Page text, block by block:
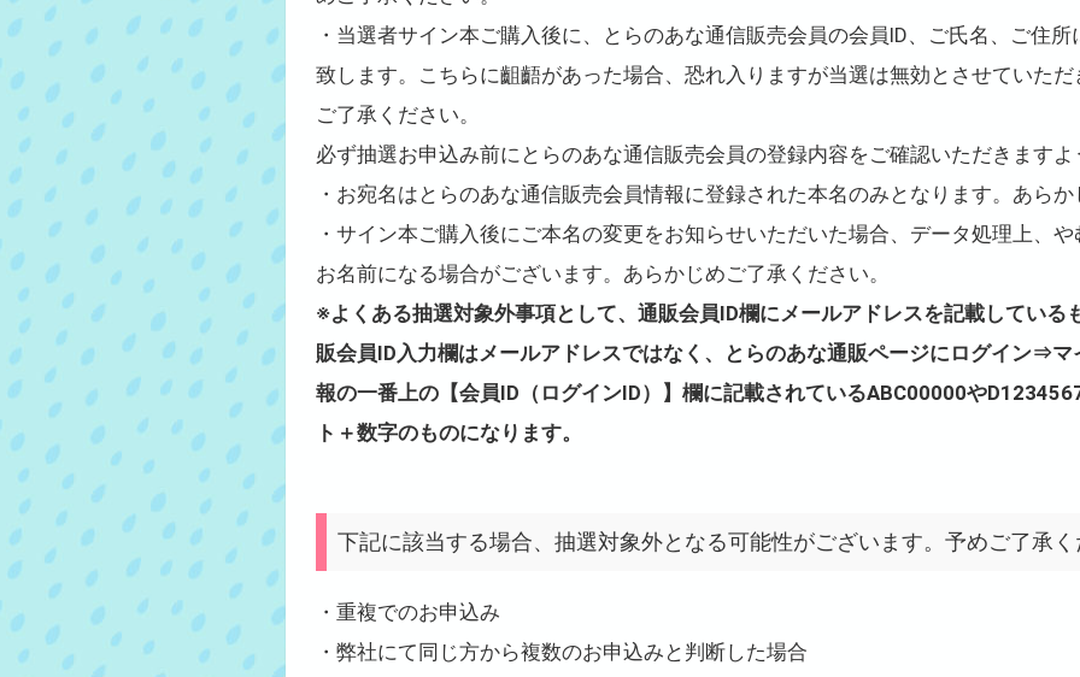
・当選者サイン本ご購入後に、とらのあな通信販売会員の会員ID、ご氏名、ご住
致します。こちらに齟齬があった場合、恐れ入りますが当選は無効とさせていた
ご了承ください。
必ず抽選お申込み前にとらのあな通信販売会員の登録内容をご確認いただきます
・お宛名はとらのあな通信販売会員情報に登録された本名のみとなります。あら
・サイン本ご購入後にご本名の変更をお知らせいただいた場合、データ処理上、
お名前になる場合がございます。あらかじめご了承ください。
※よくある抽選対象外事項として、通販会員ID欄にメールアドレスを記載している
販会員ID入力欄はメールアドレスではなく、とらのあな通販ページにログイン⇒
報の一番上の【会員ID（ログインID）】欄に記載されているABC00000や
ト＋数字のものになります。
下記に該当する場合、抽選対象外となる可能性がございます。予めご了承
・重複でのお申込み
・弊社にて同じ方から複数のお申込みと判断した場合